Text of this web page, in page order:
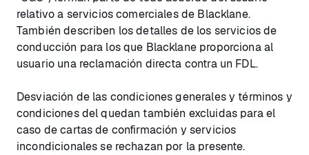
relativo a servicios comerciales de Blacklane.
También describen los detalles de los servicios de
conducción para los que Blacklane proporciona al
usuario una reclamación directa contra un FDL.
Desviación de las condiciones generales y términos y
condiciones del quedan también excluidas para el
caso de cartas de confirmación y servicios
incondicionales se rechazan por la presente.